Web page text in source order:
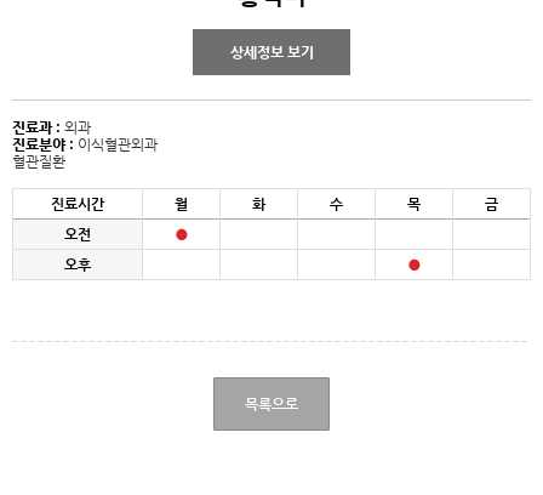
상세정보 보기
진료과 : 외과
진료분야 : 이식혈관외과
혈관질환
진료시간 월 화 수 목
금
오전
오후
목록으로